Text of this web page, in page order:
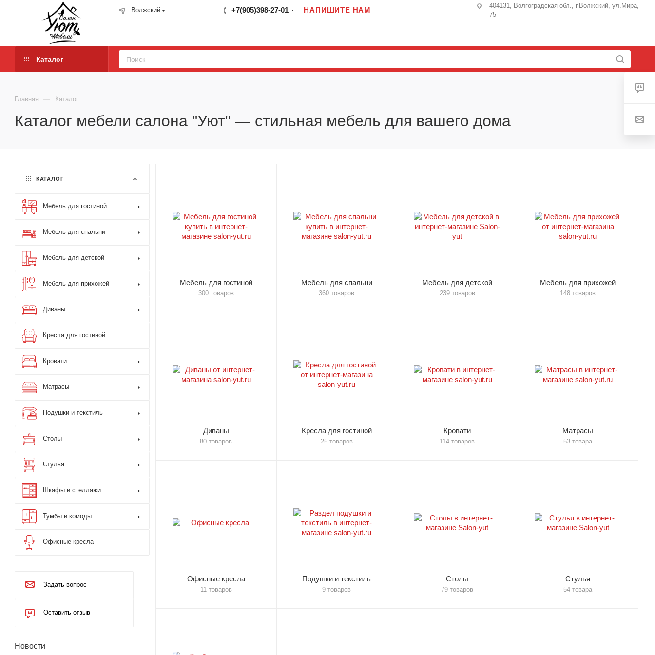
Волжский +7(905)398-27-01 НАПИШИТЕ НАМ
404131, Волгоградская обл., г.Волжский, ул.Мира,
75
Каталог
Главная — Каталог
Каталог мебели салона "Уют" — стильная мебель для вашего дома
Мебель для гостиной
300 товаров
Мебель для спальни
360 товаров
Мебель для детской
239 товаров
Мебель для прихожей
148 товаров
Диваны
80 товаров
Кресла для гостиной
25 товаров
Кровати
114 товаров
Матрасы
53 товара
Офисные кресла
11 товаров
Подушки и текстиль
9 товаров
Столы
79 товаров
Стулья
54 товара
КАТАЛОГ
Мебель для гостиной
Мебель для спальни
Мебель для детской
Мебель для прихожей
Диваны
Кресла для гостиной
Кровати
Матрасы
Подушки и текстиль
Столы
Стулья
Шкафы и стеллажи
Тумбы и комоды
Офисные кресла
Задать вопрос
Оставить отзыв
Новости